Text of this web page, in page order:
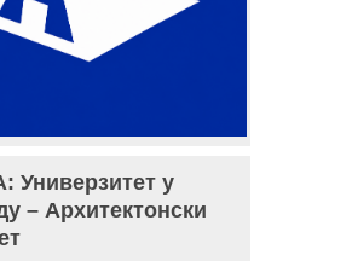
Универзитет у
– Архитектонски